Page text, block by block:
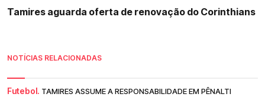
Tamires aguarda oferta de renovação do Corinthians
NOTÍCIAS RELACIONADAS
Futebol. TAMIRES ASSUME A RESPONSABILIDADE EM PÊNALTI